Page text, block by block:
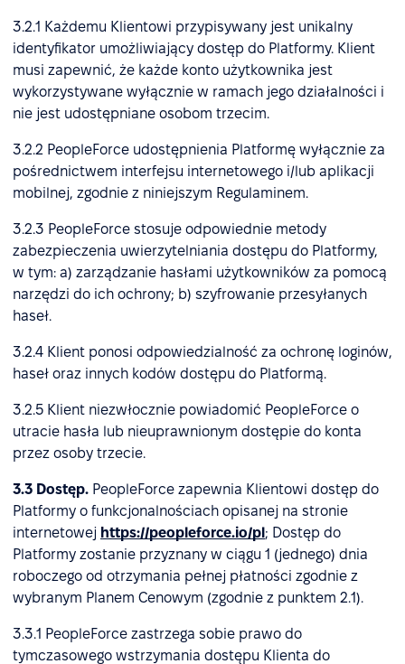
3.2.1 Każdemu Klientowi przypisywany jest unikalny
identyfikator umożliwiający dostęp do Platformy. Klient
musi zapewnić, że każde konto użytkownika jest
wykorzystywane wyłącznie w ramach jego działalności i
nie jest udostępniane osobom trzecim.
3.2.2 PeopleForce udostępnienia Platformę wyłącznie za
pośrednictwem interfejsu internetowego i/lub aplikacji
mobilnej, zgodnie z niniejszym Regulaminem.
3.2.3 PeopleForce stosuje odpowiednie metody
zabezpieczenia uwierzytelniania dostępu do Platformy,
w tym: a) zarządzanie hasłami użytkowników za pomocą
narzędzi do ich ochrony; b) szyfrowanie przesyłanych
haseł.
3.2.4 Klient ponosi odpowiedzialność za ochronę loginów,
haseł oraz innych kodów dostępu do Platformą.
3.2.5 Klient niezwłocznie powiadomić PeopleForce o
utracie hasła lub nieuprawnionym dostępie do konta
przez osoby trzecie.
3.3 Dostęp. PeopleForce zapewnia Klientowi dostęp do
Platformy o funkcjonalnościach opisanej na stronie
internetowej https://peopleforce.io/pl; Dostęp do
Platformy zostanie przyznany w ciągu 1 (jednego) dnia
roboczego od otrzymania pełnej płatności zgodnie z
wybranym Planem Cenowym (zgodnie z punktem 2.1).
3.3.1 PeopleForce zastrzega sobie prawo do
tymczasowego wstrzymania dostępu Klienta do